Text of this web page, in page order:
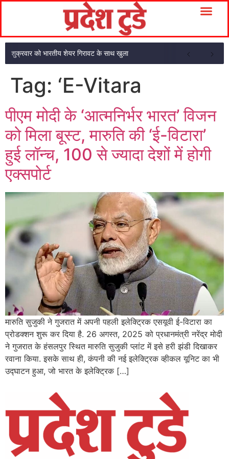
शुक्रवार को भारतीय शेयर गिरावट के साथ खुला
Tag: ‘E-Vitara
पीएम मोदी के ‘आत्मनिर्भर भारत’ विजन
को मिला बूस्ट, मारुति की ‘ई-विटारा’
हुई लॉन्च, 100 से ज्यादा देशों में होगी
एक्सपोर्ट
मारुति सुजुकी ने गुजरात में अपनी पहली इलेक्ट्रिक एसयूवी ई-विटारा का
प्रोडक्शन शुरू कर दिया है. 26 अगस्त, 2025 को प्रधानमंत्री नरेंद्र मोदी
ने गुजरात के हंसलपुर स्थित मारुति सुजुकी प्लांट में इसे हरी झंडी दिखाकर
रवाना किया. इसके साथ ही, कंपनी की नई इलेक्ट्रिक व्हीकल यूनिट का भी
उद्घाटन हुआ, जो भारत के इलेक्ट्रिक […]